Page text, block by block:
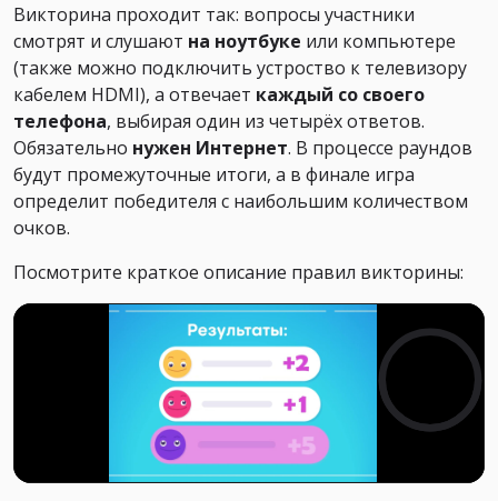
Викторина проходит так: вопросы участники
смотрят и слушают на ноутбуке или компьютере
(также можно подключить устроство к телевизору
кабелем HDMI), а отвечает каждый со своего
телефона, выбирая один из четырёх ответов.
Обязательно нужен Интернет. В процессе раундов
будут промежуточные итоги, а в финале игра
определит победителя с наибольшим количеством
очков.
Посмотрите краткое описание правил викторины: